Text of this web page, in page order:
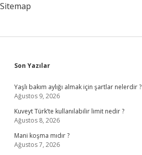
Sitemap
Sidebar
Son Yazılar
Yaşlı bakım aylığı almak için şartlar nelerdir ?
Ağustos 9, 2026
Kuveyt Türk’te kullanılabilir limit nedir ?
Ağustos 8, 2026
Mani koşma mıdır ?
Ağustos 7, 2026